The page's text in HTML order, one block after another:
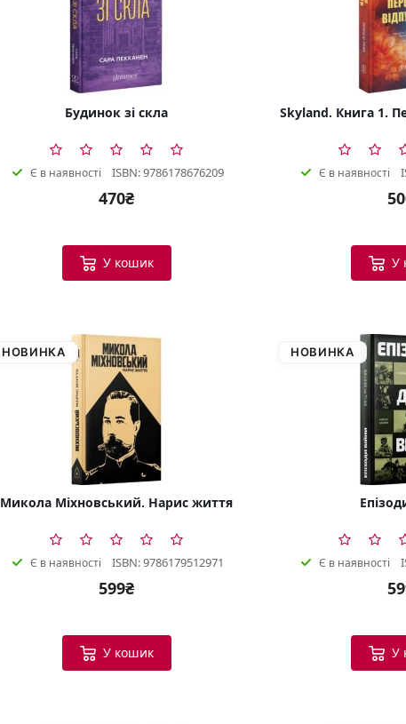
Будинок зі скла
Є в наявності ISBN: 9786178676209
470₴
У кошик
Skyland. Книга 1.
Є в наявності
У
НОВИНКА
Микола Міхновський. Нарис життя
Є в наявності ISBN: 9786179512971
599₴
У кошик
НОВИНКА
Є в наявності
У